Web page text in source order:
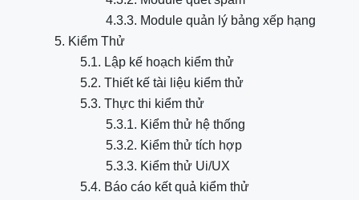
4.3.3. Module quản lý bảng xếp hạng
5. Kiểm Thử
5.1. Lập kế hoạch kiểm thử
5.2. Thiết kế tài liệu kiểm thử
5.3. Thực thi kiểm thử
5.3.1. Kiểm thử hệ thống
5.3.2. Kiểm thử tích hợp
5.3.3. Kiểm thử Ui/UX
5.4. Báo cáo kết quả kiểm thử